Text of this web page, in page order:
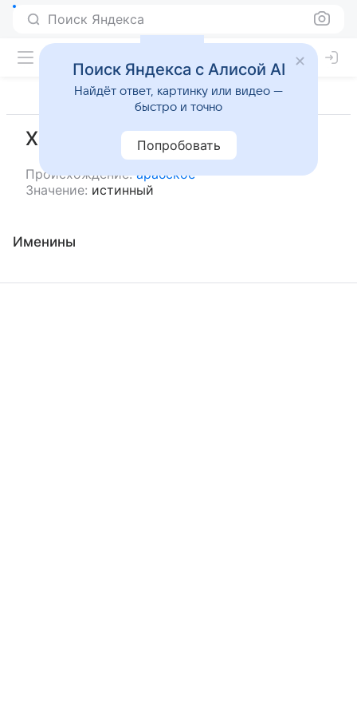
Поиск Яндекса
Хак
Происхождение: арабское
Значение: истинный
Именины
Поиск Яндекса с Алисой AI
Найдёт ответ, картинку или видео —
быстро и точно
Попробовать